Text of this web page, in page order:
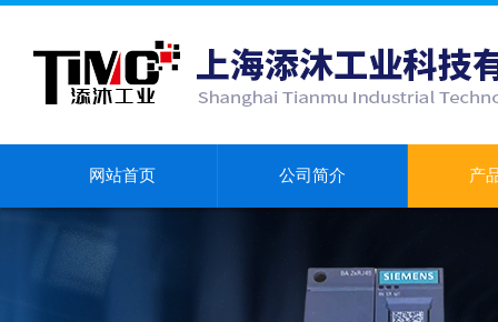
网站首页 公司简介 产